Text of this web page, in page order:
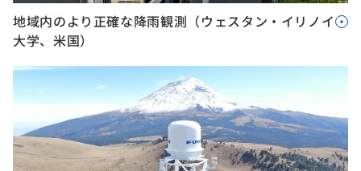
地域内のより正確な降雨観測（ウェスタン・イリノイ
大学、米国）